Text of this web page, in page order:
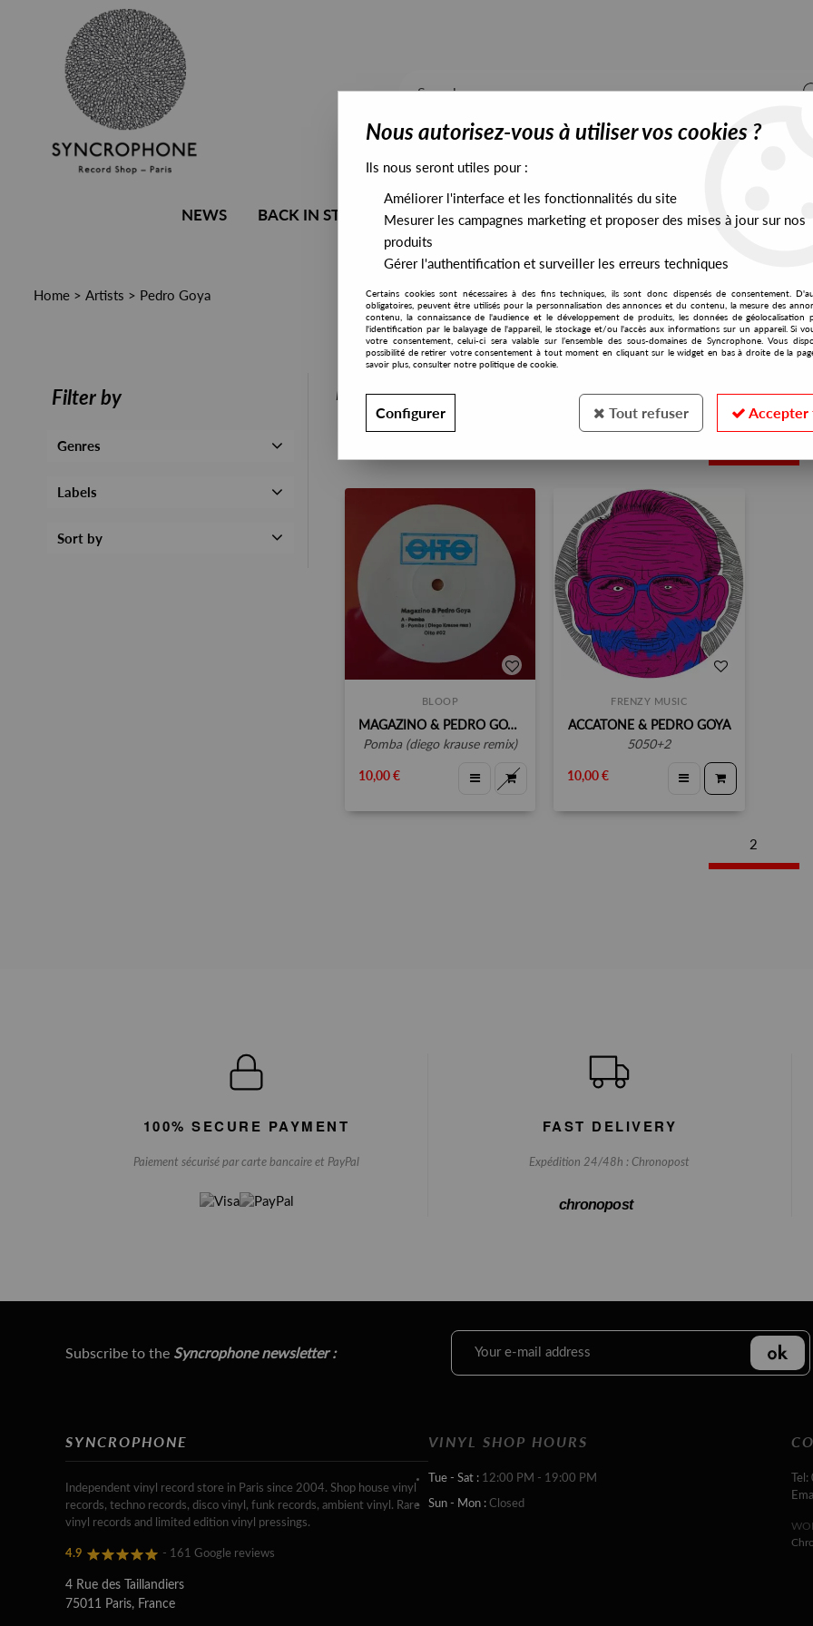
NEWS BACK IN STOCK ALL STOCK EXCLUSIVES PRESALES EXCLUSIVES
Home > Artists > Pedro Goya
Filter by
Genres
Labels
Sort by
PRESALES EXCLUSIVES
BLOOP
MAGAZINO & PEDRO GOYA
pomba (diego krause remix)
10,00 €
FRENZY MUSIC
ACCATONE & PEDRO GOYA
5050+2
10,00 €
2
100% SECURE PAYMENT
Paiement sécurisé par carte bancaire et PayPal
FAST DELIVERY
Expédition 24/48h : Chronopost
chronopost
Subscribe to the Syncrophone newsletter :
SYNCROPHONE
Independent vinyl record store in Paris since 2004. Shop house vinyl
records, techno records, disco vinyl, funk records, ambient vinyl. Rare
vinyl records and limited edition vinyl pressings.
4.9 - 161 Google reviews
4 Rue des Taillandiers
75011 Paris, France
VINYL SHOP HOURS
Tue - Sat : 12:00 PM - 19:00 PM
Sun - Mon : Closed
Nous autorisez-vous à utiliser vos cookies ?
Ils nous seront utiles pour :
Améliorer l'interface et les fonctionnalités du site
Mesurer les campagnes marketing et proposer des mises à jour sur nos
produits
Gérer l'authentification et surveiller les erreurs techniques
Certains cookies sont nécessaires à des fins techniques, ils sont donc dispensés de consentement.
obligatoires, peuvent être utilisés pour la personnalisation des annonces et du contenu, la mesure des
contenu, la connaissance de l'audience et le développement de produits, les données de géolocalisation
l'identification par le balayage de l'appareil, le stockage et/ou l'accès aux informations sur un appareil. Si
votre consentement, celui-ci sera valable sur l’ensemble des sous-domaines de Syncrophone. Vous
possibilité de retirer votre consentement à tout moment en cliquant sur le widget en bas à droite de la
savoir plus, consulter notre politique de cookie.
Configurer Tout refuser Accepter